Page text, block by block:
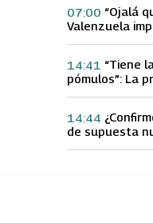
“Ojalá
Valenzuela
07:00
“Tiene
pómulos”: La
14:41
de supuesta
14:44